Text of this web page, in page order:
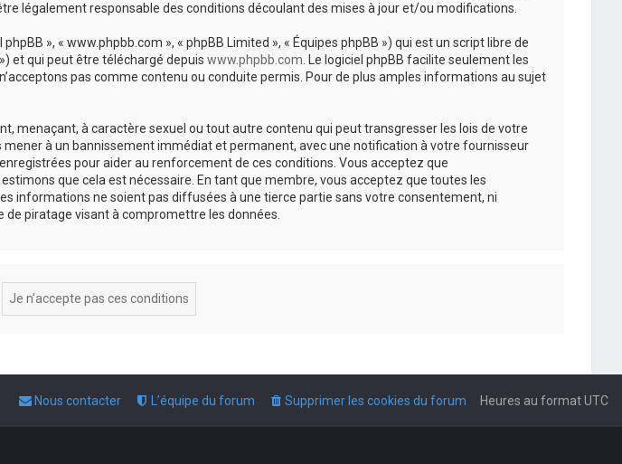
légalement responsable des conditions découlant des mises à jour et/ou modifications.
», « www.phpbb.com », « phpBB Limited », « Équipes phpBB ») qui est un script libre de
et qui peut être téléchargé depuis www.phpbb.com . Le logiciel phpBB facilite seulement les
pas comme contenu ou conduite permis. Pour de plus amples informations au sujet
menaçant, à caractère sexuel ou tout autre contenu qui peut transgresser les lois de votre
à un bannissement immédiat et permanent, avec une notification à votre fournisseur
pour aider au renforcement de ces conditions. Vous acceptez que
que cela est nécessaire. En tant que membre, vous acceptez que toutes les
informations ne soient pas diffusées à une tierce partie sans votre consentement, ni
piratage visant à compromettre les données.
Heures au formatUTC
Supprimer les cookies du forum
L’équipe du forum
Nous contacter